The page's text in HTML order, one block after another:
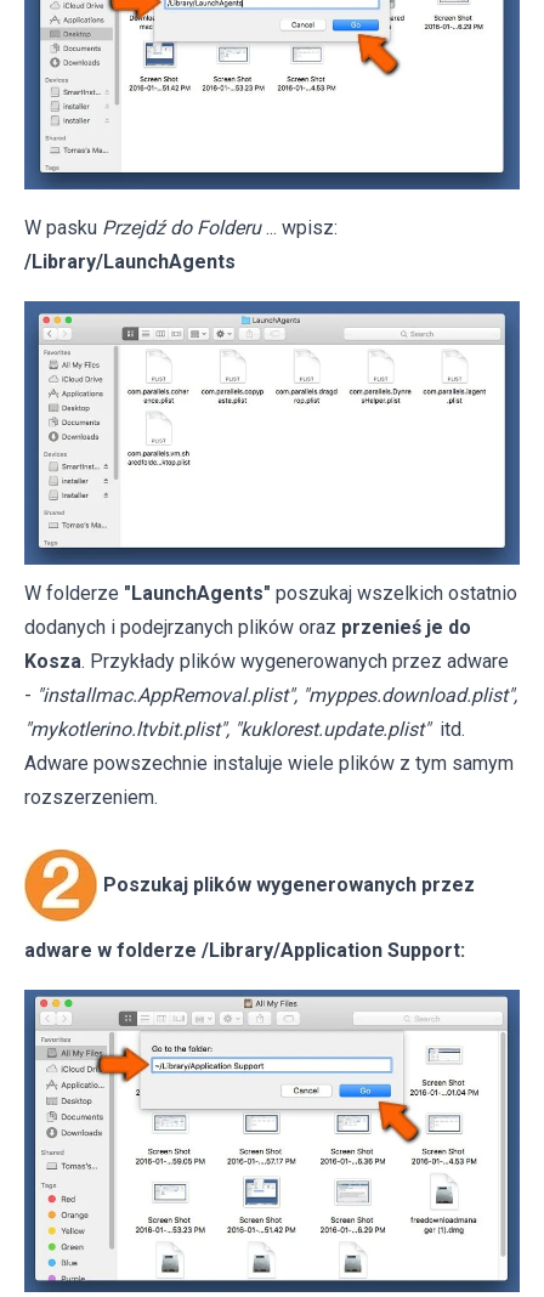
W pasku Przejdź do Folderu ... wpisz:
/Library/LaunchAgents
W folderze "LaunchAgents" poszukaj wszelkich ostatnio
dodanych i podejrzanych plików oraz przenieś je do
Kosza. Przykłady plików wygenerowanych przez adware
- "installmac.AppRemoval.plist", "myppes.download.plist",
"mykotlerino.ltvbit.plist", "kuklorest.update.plist" itd.
Adware powszechnie instaluje wiele plików z tym samym
rozszerzeniem.
Poszukaj plików wygenerowanych przez
adware w folderze /Library/Application Support: